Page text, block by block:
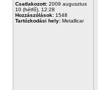
Csatlakozott: 2009 augusztus
10 (hétfő), 12:28
Hozzászólások: 1548
Tartózkodási hely: Metallicar